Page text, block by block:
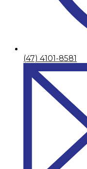
(47) 4101-8581